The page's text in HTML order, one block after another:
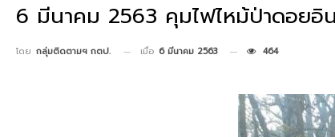
6 มีนาคม 2563 คุมไฟไหม้ป่าดอยอิ
โดย กลุ่มติดตามฯ กตป. เมื่อ 6 มีนาคม 2563 464